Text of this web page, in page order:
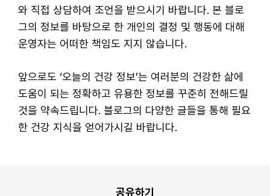
와 직접 상담하여 조언을 받으시기 바랍니다. 본 블로
그의 정보를 바탕으로 한 개인의 결정 및 행동에 대해
운영자는 어떠한 책임도 지지 않습니다.
앞으로도 ‘오늘의 건강 정보’는 여러분의 건강한 삶에
도움이 되는 정확하고 유용한 정보를 꾸준히 전해드릴
것을 약속드립니다. 블로그의 다양한 글들을 통해 필요
한 건강 지식을 얻어가시길 바랍니다.
공유하기